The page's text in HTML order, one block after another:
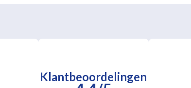
Klantbeoordelingen